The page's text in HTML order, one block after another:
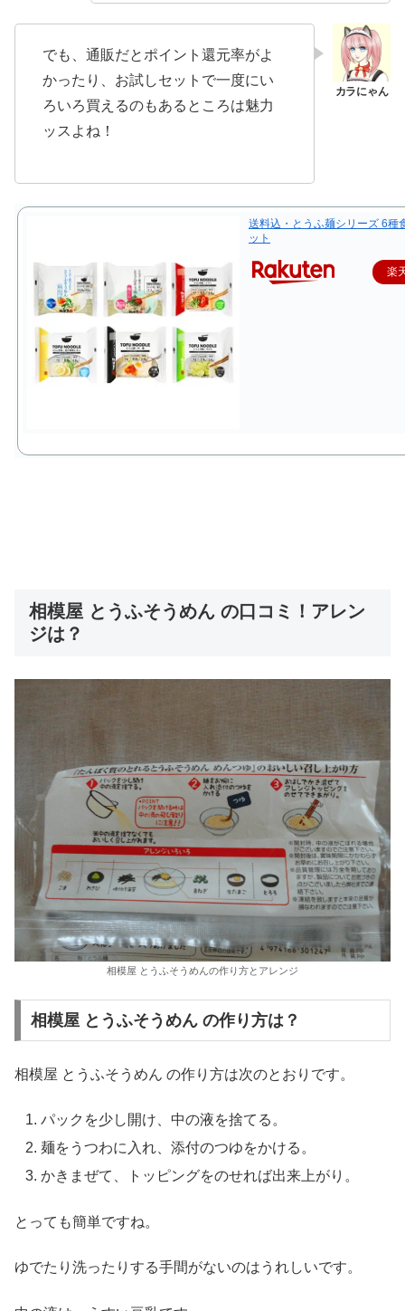
でも、通販だとポイント還元率がよ
かったり、お試しセットで一度にい
ろいろ買えるのもあるところは魅力
ッスよね！
送料込・とうふ麺シリーズ 6種
ット
楽
相模屋 とうふそうめん の口コミ！アレン
ジは？
相模屋 とうふそうめんの作り方とアレンジ
相模屋 とうふそうめん の作り方は？
相模屋 とうふそうめん の作り方は次のとおりです。
パックを少し開け、中の液を捨てる。
麺をうつわに入れ、添付のつゆをかける。
かきまぜて、トッピングをのせれば出来上がり。
とっても簡単ですね。
ゆでたり洗ったりする手間がないのはうれしいです。